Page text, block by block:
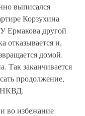
выписался
Корзухина
Ермакова другой
отказывается и,
домой.
Так заканчивается
продолжение,
НКВД.
во избежание